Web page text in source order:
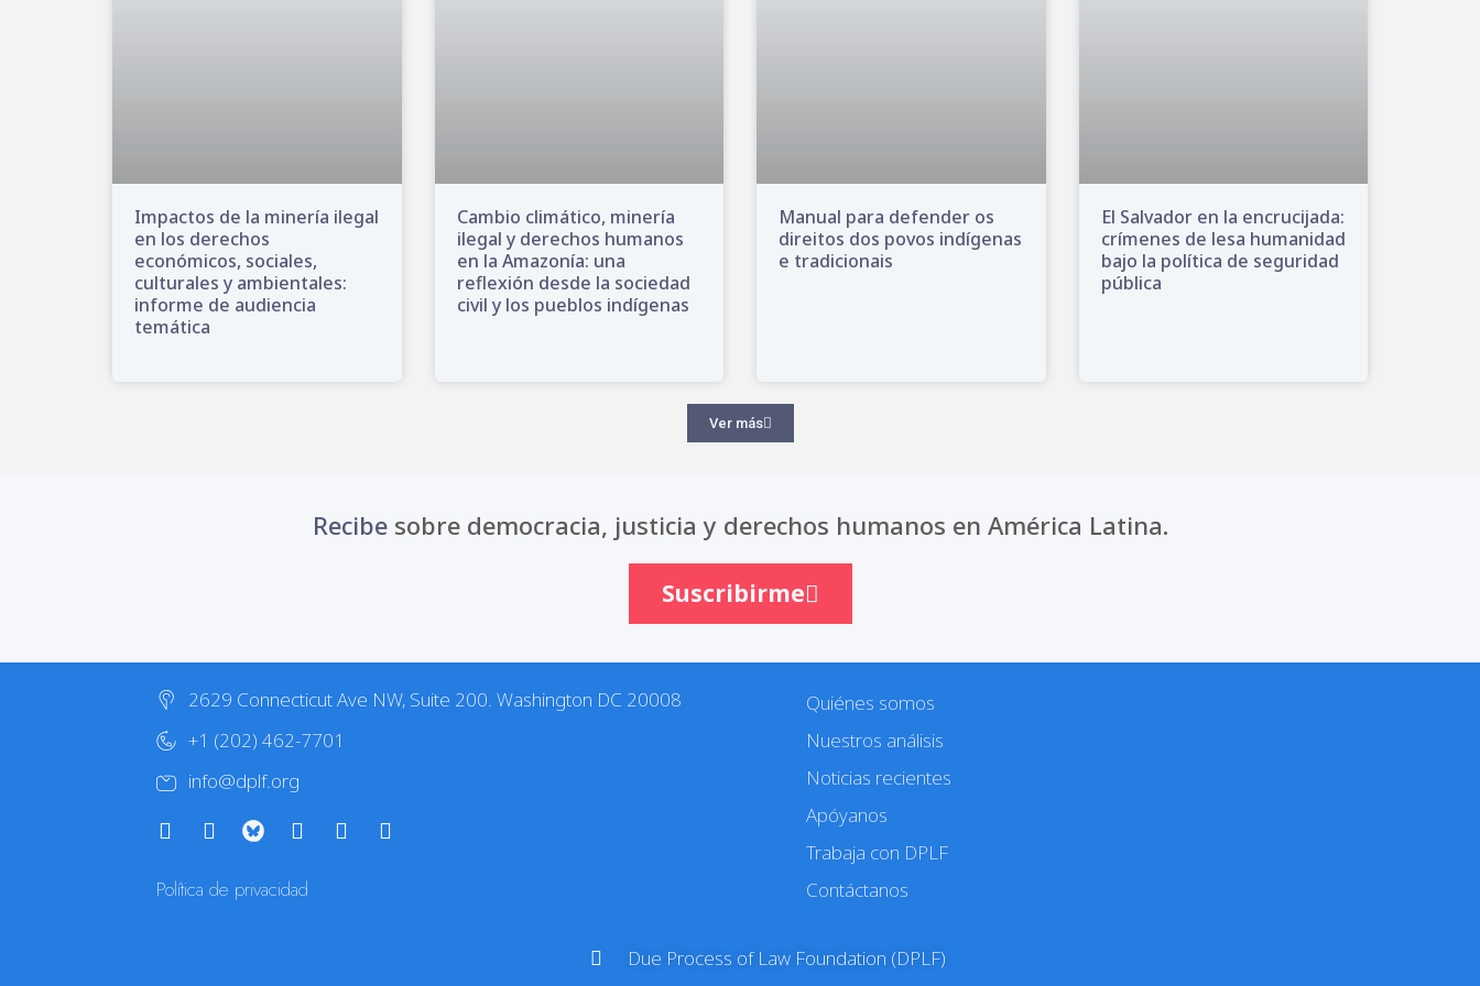
Impactos de la minería ilegal
en los derechos
económicos, sociales,
culturales y ambientales:
informe de audiencia
temática
Cambio climático, minería
ilegal y derechos humanos
en la Amazonía: una
reflexión desde la sociedad
civil y los pueblos indígenas
Manual para defender os
direitos dos povos indígenas
e tradicionais
El Salvador en la encrucijada:
crímenes de lesa humanidad
bajo la política de seguridad
pública
Ver más
Recibe sobre democracia, justicia y derechos humanos en América Latina.
Suscribirme
2629 Connecticut Ave NW, Suite 200. Washington DC 20008
+1 (202) 462-7701
info@dplf.org
Política de privacidad
Quiénes somos
Nuestros análisis
Noticias recientes
Apóyanos
Trabaja con DPLF
Contáctanos
Due Process of Law Foundation (DPLF)